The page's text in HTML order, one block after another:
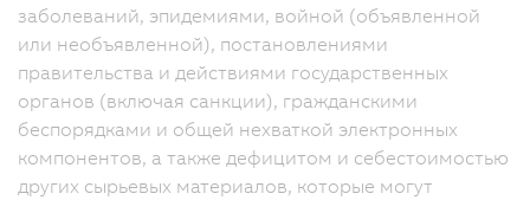
заболеваний, эпидемиями, войной (объявленной
или необъявленной), постановлениями
правительства и действиями государственных
органов (включая санкции), гражданскими
беспорядками и общей нехваткой электронных
компонентов, а также дефицитом и себестоимостью
других сырьевых материалов, которые могут